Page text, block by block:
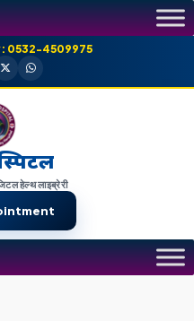
0532-4509975
हेल्थ लाइब्रेरी